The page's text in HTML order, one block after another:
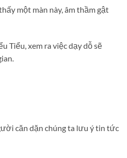
một màn này, âm thầm gật
Tiểu, xem ra việc dạy dỗ sẽ
căn dặn chúng ta lưu ý tin tức